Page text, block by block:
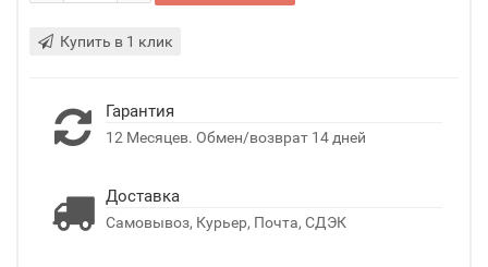
Купить в 1 клик
Гарантия
12 Месяцев. Обмен/возврат 14 дней
Доставка
Самовывоз, Курьер, Почта, СДЭК